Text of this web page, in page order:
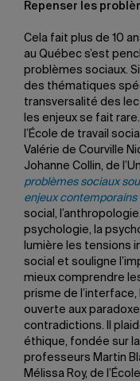
Repenser les
Cela fait plus de 10
au Québec s’est
problèmes sociaux.
des thématiques
transversalité des
les enjeux se fait
l’École de travail
Valérie de Courville
Johanne Collin, de
problèmes sociaux
enjeux contemporains
social,
psychologie, la
lumière les tensions
social et souligne
mieux comprendre
prisme de
ouverte aux
contradictions. Il
éthique, fondée sur
professeurs Martin
Mélissa Roy, de